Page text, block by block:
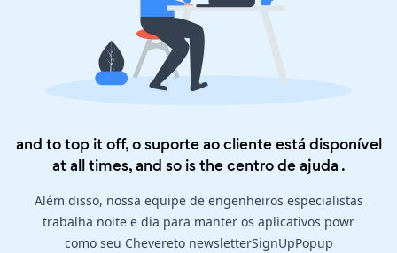
and to top it off, o suporte ao cliente está disponível
at all times, and so is thecentro de ajuda .
Além disso, nossa equipe de engenheiros especialistas
trabalha noite e dia para manter os aplicativos powr
como seu Chevereto newsletterSignUpPopup